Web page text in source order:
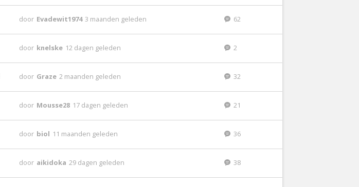
door Evadewit1974 3 maanden geleden 62
door knelske 12 dagen geleden 2
door Graze 2 maanden geleden 32
door Mousse28 17 dagen geleden 21
door biol 11 maanden geleden 36
door aikidoka 29 dagen geleden 38